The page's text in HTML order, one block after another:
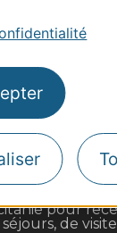
d'influence
la lettre
pour
de